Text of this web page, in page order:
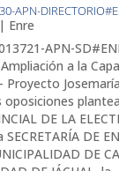
APN-
| Enre
APN-
a la
Proyecto
oposiciones
DE LA
SECRETARÍA DE
DE